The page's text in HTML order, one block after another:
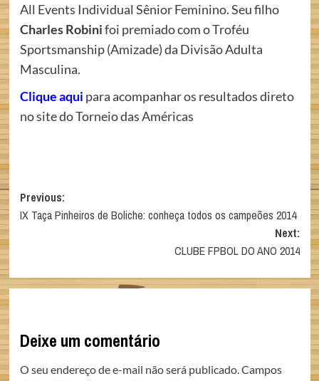
All Events Individual Sênior Feminino. Seu filho
Charles Robinifoi premiado com o Troféu
Sportsmanship (Amizade) da Divisão Adulta
Masculina.
Clique aqui para acompanhar os resultados direto
no site do Torneio das Américas
Post
navigation
Previous:
IX Taça Pinheiros de Boliche: conheça todos os campeões 2014
Next:
CLUBE FPBOL DO ANO 2014
Deixe um comentário
O seu endereço de e-mail não será publicado. Campos